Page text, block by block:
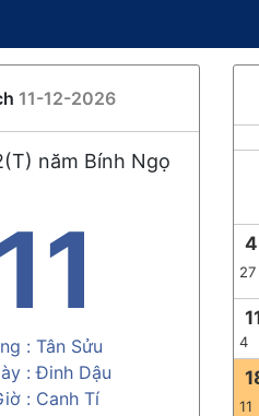
11-12-2026
năm Bính Ngọ
: Tân Sửu
: Đinh Dậu
: Canh Tí
4
27
4
11